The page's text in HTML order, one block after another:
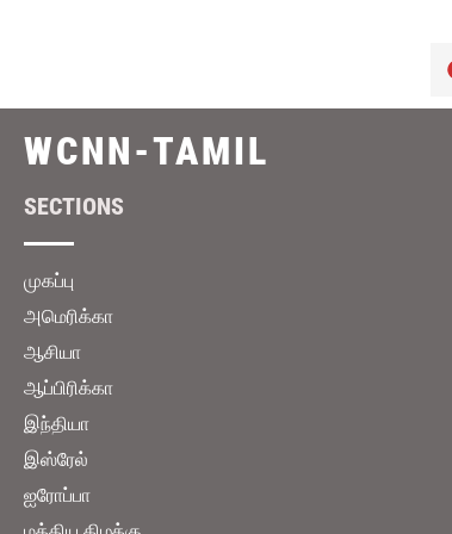
WCNN-TAMIL
SECTIONS
முகப்பு
அமெரிக்கா
ஆசியா
ஆப்பிரிக்கா
இந்தியா
இஸ்ரேல்
ஐரோப்பா